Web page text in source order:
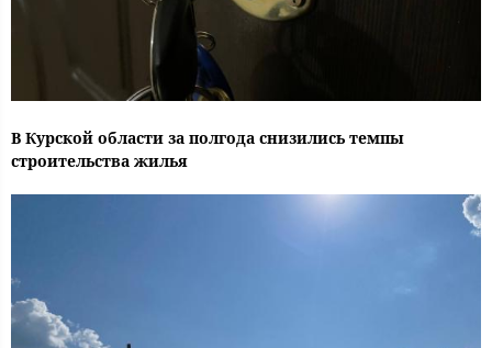
В Курской области за полгода снизились темпы
строительства жилья